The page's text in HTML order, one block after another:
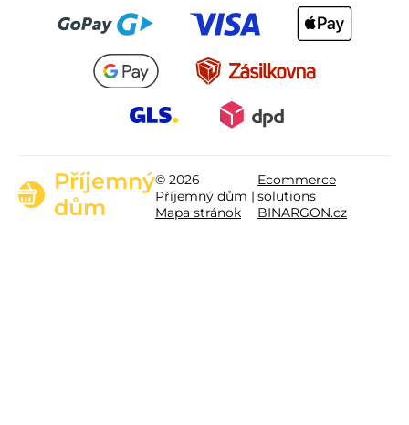
Příjemný
dům
© 2026
Příjemný dům |
Mapa stránok
Ecommerce
solutions
BINARGON.cz